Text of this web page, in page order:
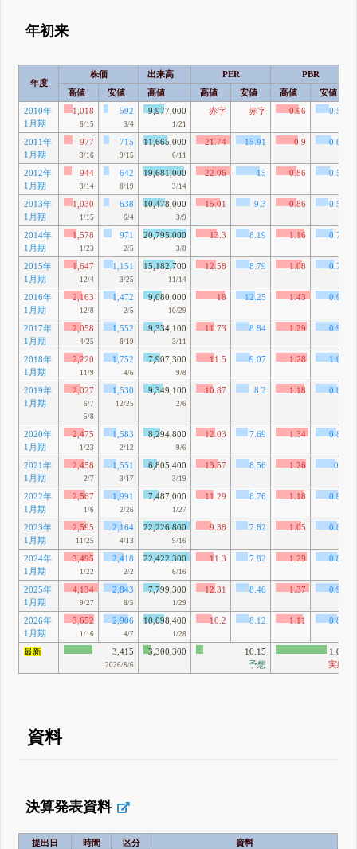
年初来
年度
株価 出来高 PER
PBR
高値
安値 高値 高値 安値 高値
安値
2010年
1月期
1,018
6/15
592
3/4
9,977,000
1/21
赤字 赤字 0.96 0.56
2011年
1月期
977
3/16
715
9/15
11,665,000
6/11
21.74 15.91 0.9 0.66
2012年
1月期
944
3/14
642
8/19
19,681,000
3/14
22.06 15 0.86 0.58
2013年
1月期
1,030
1/15
638
6/4
10,478,000
3/9
15.01 9.3 0.86 0.54
2014年
1月期
1,578
1/23
971
2/5
20,795,000
3/8
13.3 8.19 1.16 0.71
2015年
1月期
1,647
12/4
1,151
3/25
15,182,700
11/14
12.58 8.79 1.08 0.75
2016年
1月期
2,163
12/8
1,472
2/5
9,080,000
10/29
18 12.25 1.43 0.98
2017年
1月期
2,058
4/25
1,552
8/19
9,334,100
3/11
11.73 8.84 1.29 0.97
2018年
1月期
2,220
11/9
1,752
4/6
7,907,300
9/8
11.5 9.07 1.28 1.01
2019年
1月期
2,027
6/7
5/8
1,530
12/25
9,349,100
2/6
10.87 8.2 1.18 0.89
2020年
1月期
2,475
1/23
1,583
2/12
8,294,800
9/6
12.03 7.69 1.34 0.85
2021年
1月期
2,458
2/7
1,551
3/17
6,805,400
3/19
13.57 8.56 1.26 0.8
2022年
1月期
2,567
1/6
1,991
2/26
7,487,000
1/27
11.29 8.76 1.18 0.91
2023年
1月期
2,595
11/25
2,164
4/13
22,226,800
9/16
9.38 7.82 1.05 0.88
2024年
1月期
3,495
1/22
2,418
2/2
22,422,300
6/16
11.3 7.82 1.29 0.89
2025年
1月期
4,134
9/27
2,843
8/5
7,799,300
1/29
12.31 8.46 1.37 0.94
2026年
1月期
3,652
1/16
2,906
4/7
10,098,400
1/28
10.2 8.12 1.11 0.88
最新 3,415
2026/8/6
3,300,300
10.15
予想
1.03
実績
資料
決算発表資料
提出日 時間 区分
資料